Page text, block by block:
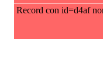
Record con id=d4af